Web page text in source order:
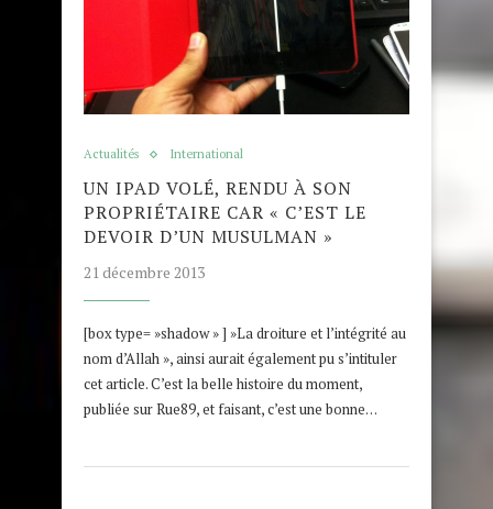
Actualités International
UN IPAD VOLÉ, RENDU À SON
PROPRIÉTAIRE CAR « C’EST LE
DEVOIR D’UN MUSULMAN »
21 décembre 2013
[box type= »shadow » ] »La droiture et l’intégrité au
nom d’Allah », ainsi aurait également pu s’intituler
cet article. C’est la belle histoire du moment,
publiée sur Rue89, et faisant, c’est une bonne…